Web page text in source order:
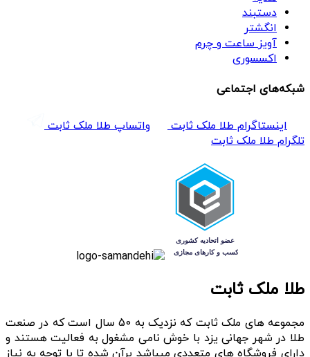
دستبند
انگشتر
آویز ساعت و چرم
اکسسوری
شبکه‌های اجتماعی
اینستاگرام طلا ملک ثابت
واتساپ طلا ملک ثابت
تلگرام طلا ملک ثابت
طلا ملک ثابت
مجموعه های ملک ثابت که نزدیک به 50 سال است که در صنعت
طلا در شهر جهانی یزد با خوش نامی مشغول به فعالیت هستند و
دارای فروشگاه های متعددی میباشد برآن شده تا با توجه به نیاز